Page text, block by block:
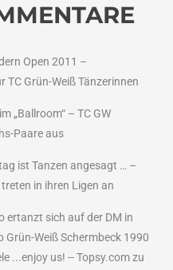
Open 2011 –
TC Grün-Weiß Tänzerinnen
„Ballroom“ – TC GW
Paare aus
ist Tanzen angesagt … –
in ihren Ligen an
ertanzt sich auf der DM in
Grün-Weiß Schermbeck 1990
...enjoy us! -- Topsy.comzu